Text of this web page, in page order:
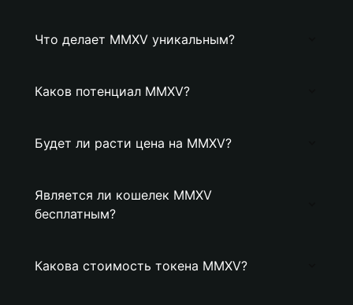
Что делает MMXV уникальным?
Каков потенциал MMXV?
Будет ли расти цена на MMXV?
Является ли кошелек MMXV
бесплатным?
Какова стоимость токена MMXV?